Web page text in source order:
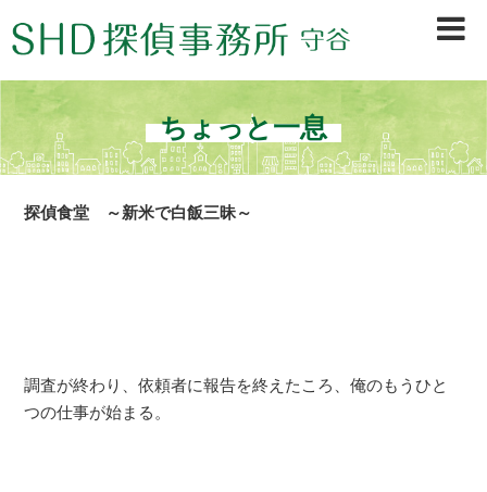
茨城県守谷市、取手市、常総市、龍ヶ崎市、坂東市、境町、古河市を中心に、浮
気調査・行動調査・信用調査等、早期調査＆秘密厳守で不安を素早く解決。初め
ての方も安心の探偵会社です。
ちょっと一息
探偵食堂 ～新米で白飯三昧～
調査が終わり、依頼者に報告を終えたころ、俺のもうひと
つの仕事が始まる。